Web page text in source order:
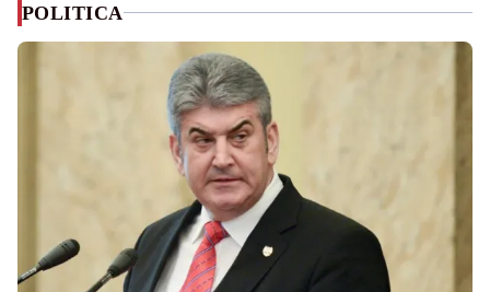
POLITICA